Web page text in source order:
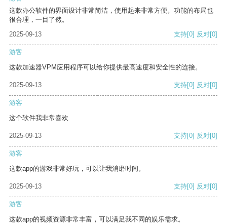
这款办公软件的界面设计非常简洁，使用起来非常方便。功能的布局也
很合理，一目了然。
2025-09-13
支持[0] 反对[0]
游客
这款加速器VPM应用程序可以给你提供最高速度和安全性的连接。
2025-09-13 支持[0] 反对[0]
游客
这个软件我非常喜欢
2025-09-13 支持[0] 反对[0]
游客
这款app的游戏非常好玩，可以让我消磨时间。
2025-09-13 支持[0] 反对[0]
游客
这款app的视频资源非常丰富，可以满足我不同的娱乐需求。